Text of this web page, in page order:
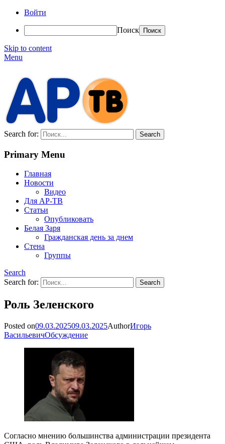
Войти
Поиск
Skip to content
Menu
Search for:
Primary Menu
Главная
Новости
Видео
Для АР-ТВ
Статьи
Опубликовать
Белая Заря
Гражданская день за днем
Стена
Группы
Search
Search for:
Роль Зеленского
Posted on09.03.202509.03.2025AuthorИгорь
ВасильевичОбсуждение
Согласно мнению большинства администрации президента